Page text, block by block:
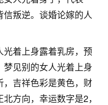
叛逆。谈婚论嫁的人
着上身露着乳房，预
见别的女人光着上身
吉祥色彩是黄色，财
方向，幸运数字是2，
好，万般皆是命，半点
有人给个联系方式的啊？
gjsy0624